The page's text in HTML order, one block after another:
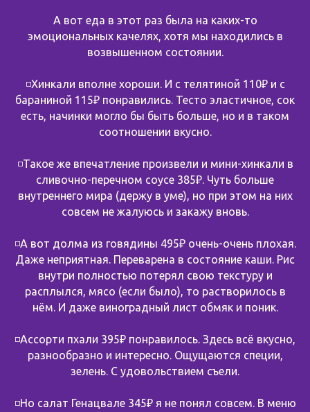
А вот еда в этот раз была на каких-то
эмоциональных качелях, хотя мы находились в
возвышенном состоянии.
◽️Хинкали вполне хороши. И с телятиной 110₽ и с
бараниной 115₽ понравились. Тесто эластичное, сок
есть, начинки могло бы быть больше, но и в таком
соотношении вкусно.
◽️Такое же впечатление произвели и мини-хинкали в
сливочно-перечном соусе 385₽. Чуть больше
внутреннего мира (держу в уме), но при этом на них
совсем не жалуюсь и закажу вновь.
◽️А вот долма из говядины 495₽ очень-очень плохая.
Даже неприятная. Переварена в состояние каши. Рис
внутри полностью потерял свою текстуру и
расплылся, мясо (если было), то растворилось в
нём. И даже виноградный лист обмяк и поник.
◽️Ассорти пхали 395₽ понравилось. Здесь всё вкусно,
разнообразно и интересно. Ощущаются специи,
зелень. С удовольствием съели.
◽️Но салат Генацвале 345₽ я не понял совсем. В меню